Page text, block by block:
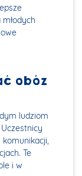
obóz
ludziom
Te
i w